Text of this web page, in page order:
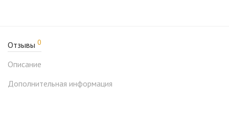
Отзывы 0
Описание
Дополнительная информация